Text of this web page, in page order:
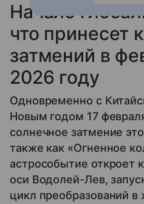
Начало
что принесет
затмений в
2026 году
Одновременно с
Новым годом 17
солнечное затмение
также как «Огненное
астрособытие откроет
оси Водолей-Лев,
цикл преобразований в